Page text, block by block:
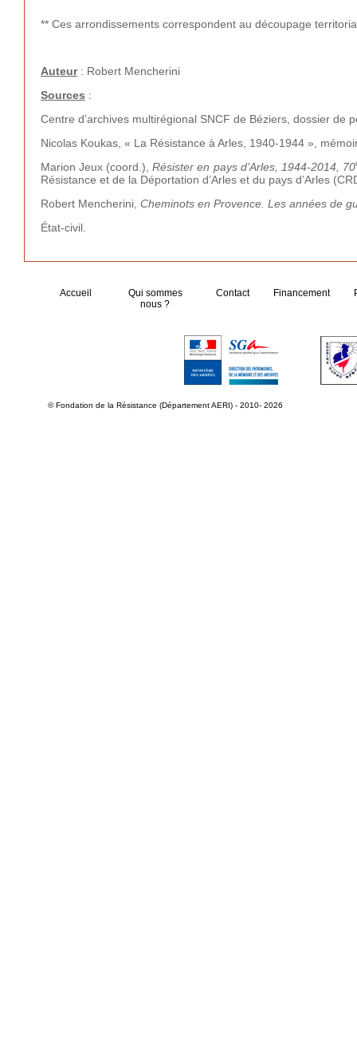
** Ces arrondissements correspondent au découpage
Auteur: Robert Mencherini
Sources :
Centre d’archives multirégional SNCF de Béziers, dossier de
Nicolas Koukas, « La Résistance à Arles, 1940-1944 »,
Marion Jeux (coord.), Résister en pays d’Arles, 1944-2014, 70
Résistance et de la Déportation d’Arles et du pays d’Arles
Robert Mencherini, Cheminots en Provence. Les années de
État-civil.
Accueil
Qui sommes
nous ?
Contact Financement
© Fondation de la Résistance (Département AERI) - 2010- 2026